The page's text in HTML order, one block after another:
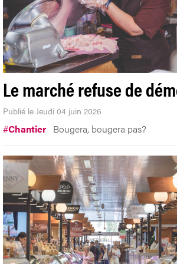
Le marché refuse de
Publié le Jeudi 04 juin 2026
#Chantier Bougera, bougera pas?